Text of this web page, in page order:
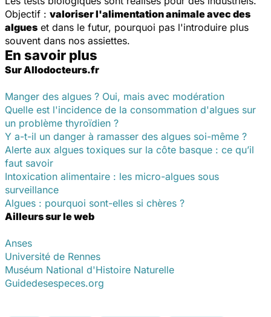
Objectif : valoriser l'alimentation animale avec des
algues et dans le futur, pourquoi pas l'introduire plus
souvent dans nos assiettes.
En savoir plus
Sur Allodocteurs.fr
Manger des algues ? Oui, mais avec modération
Quelle est l'incidence de la consommation d'algues sur
un problème thyroïdien ?
Y a-t-il un danger à ramasser des algues soi-même ?
Alerte aux algues toxiques sur la côte basque : ce qu’il
faut savoir
Intoxication alimentaire : les micro-algues sous
surveillance
Algues : pourquoi sont-elles si chères ?
Ailleurs sur le web
Anses
Université de Rennes
Muséum National d'Histoire Naturelle
Guidedesespeces.org